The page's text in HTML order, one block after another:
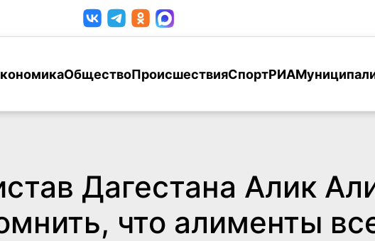
ОбществоПроисшествияСпортРИА
Дагестана Алик
что алименты